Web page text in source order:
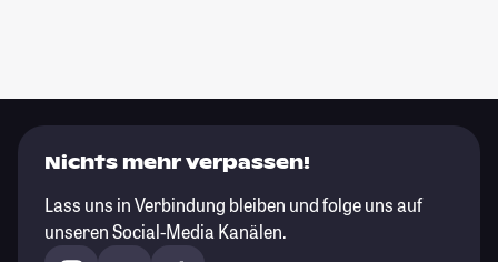
Nichts mehr verpassen!
Lass uns in Verbindung bleiben und folge uns auf
unseren Social-Media Kanälen.